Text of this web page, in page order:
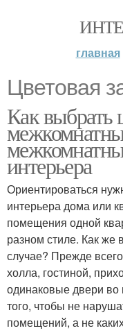
главная
Цветовая
Как выбрать
интерьера
Ориентироваться
интерьера дома или
помещения одной
разном стиле. Как же
случае? Прежде
холла, гостиной,
одинаковые двери во
того, чтобы не
помещений, а не